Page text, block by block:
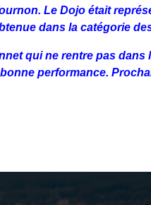
Le Dojo était
dans la catégorie
qui ne rentre pas
performance.